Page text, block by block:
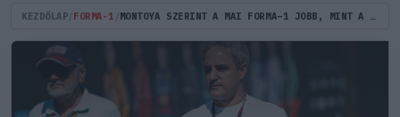
KEZDŐLAP FORMA-1 MONTOYA SZERINT A MAI FORMA–1 JOBB, MINT A V8-AS KORSZAK VOLT